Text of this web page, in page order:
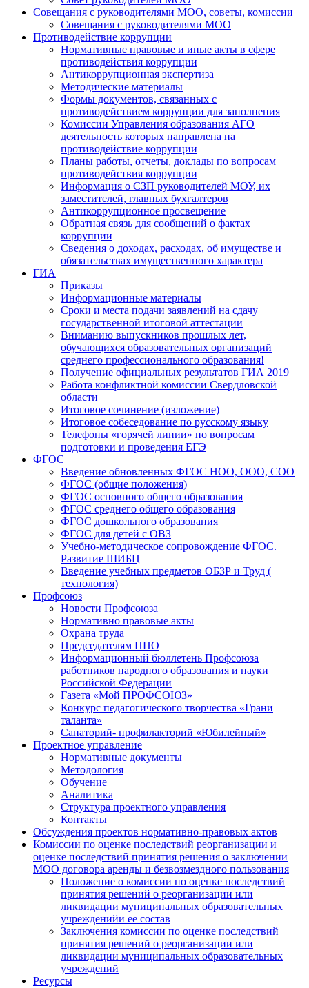
Совещания с руководителями МОО, советы, комиссии
Совещания с руководителями МОО
Противодействие коррупции
Нормативные правовые и иные акты в сфере
противодействия коррупции
Антикоррупционная экспертиза
Методические материалы
Формы документов, связанных с
противодействием коррупции для заполнения
Комиссии Управления образования АГО
деятельность которых направлена на
противодействие коррупции
Планы работы, отчеты, доклады по вопросам
противодействия коррупции
Информация о СЗП руководителей МОУ, их
заместителей, главных бухгалтеров
Антикоррупционное просвещение
Обратная связь для сообщений о фактах
коррупции
Сведения о доходах, расходах, об имуществе и
обязательствах имущественного характера
ГИА
Приказы
Информационные материалы
Сроки и места подачи заявлений на сдачу
государственной итоговой аттестации
Вниманию выпускников прошлых лет,
обучающихся образовательных организаций
среднего профессионального образования!
Получение официальных результатов ГИА 2019
Работа конфликтной комиссии Свердловской
области
Итоговое сочинение (изложение)
Итоговое собеседование по русскому языку
Телефоны «горячей линии» по вопросам
подготовки и проведения ЕГЭ
ФГОС
Введение обновленных ФГОС НОО, ООО, СОО
ФГОС (общие положения)
ФГОС основного общего образования
ФГОС среднего общего образования
ФГОС дошкольного образования
ФГОС для детей с ОВЗ
Учебно-методическое сопровождение ФГОС.
Развитие ШИБЦ
Введение учебных предметов ОБЗР и Труд (
технология)
Профсоюз
Новости Профсоюза
Нормативно правовые акты
Охрана труда
Председателям ППО
Информационный бюллетень Профсоюза
работников народного образования и науки
Российской Федерации
Газета «Мой ПРОФСОЮЗ»
Конкурс педагогического творчества «Грани
таланта»
Санаторий- профилакторий «Юбилейный»
Проектное управление
Нормативные документы
Методология
Обучение
Аналитика
Структура проектного управления
Контакты
Обсуждения проектов нормативно-правовых актов
Комиссии по оценке последствий реорганизации и
оценке последствий принятия решения о заключении
МОО договора аренды и безвозмездного пользования
Положение о комиссии по оценке последствий
принятия решений о реорганизации или
ликвидации муниципальных образовательных
учрежденийи ее состав
Заключения комиссии по оценке последствий
принятия решений о реорганизации или
ликвидации муниципальных образовательных
учреждений
Ресурсы